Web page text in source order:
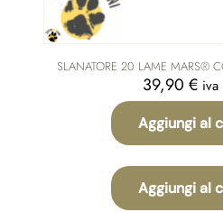
SLANATORE 20 LAME MARS®
39,90 € iva
Aggiungi al
Aggiungi al